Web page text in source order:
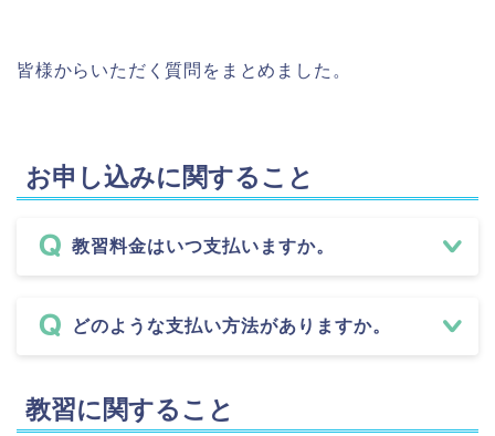
皆様からいただく質問をまとめました。
お申し込みに関すること
教習料金はいつ支払いますか。
どのような支払い方法がありますか。
教習に関すること